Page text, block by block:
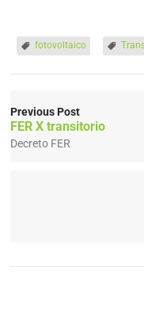
fotovoltaico
Previous Post
FER X transitorio
Decreto FER